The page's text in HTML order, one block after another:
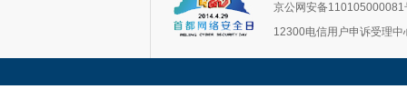
京公网安备110105000081
12300电信用户申诉受理中